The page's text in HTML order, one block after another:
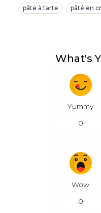
pâte à tarte
pâté en
What's
Yummy
0
Wow
0